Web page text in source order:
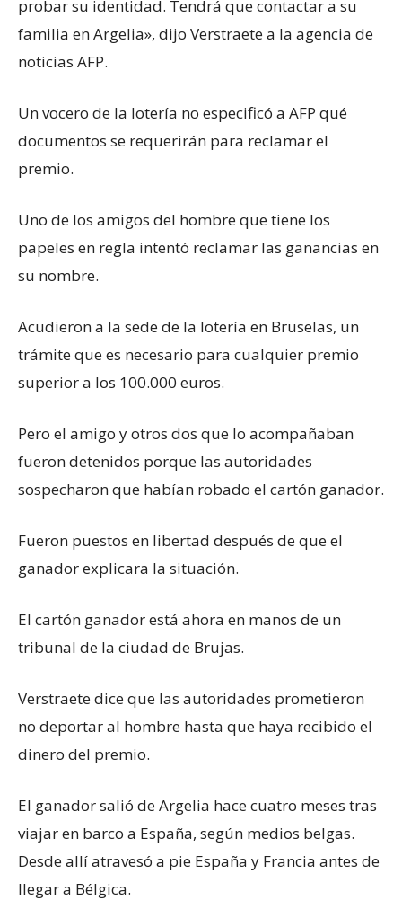
probar su identidad. Tendrá que contactar a su
familia en Argelia», dijo Verstraete a la agencia de
noticias AFP.
Un vocero de la lotería no especificó a AFP qué
documentos se requerirán para reclamar el
premio.
Uno de los amigos del hombre que tiene los
papeles en regla intentó reclamar las ganancias en
su nombre.
Acudieron a la sede de la lotería en Bruselas, un
trámite que es necesario para cualquier premio
superior a los 100.000 euros.
Pero el amigo y otros dos que lo acompañaban
fueron detenidos porque las autoridades
sospecharon que habían robado el cartón ganador.
Fueron puestos en libertad después de que el
ganador explicara la situación.
El cartón ganador está ahora en manos de un
tribunal de la ciudad de Brujas.
Verstraete dice que las autoridades prometieron
no deportar al hombre hasta que haya recibido el
dinero del premio.
El ganador salió de Argelia hace cuatro meses tras
viajar en barco a España, según medios belgas.
Desde allí atravesó a pie España y Francia antes de
llegar a Bélgica.